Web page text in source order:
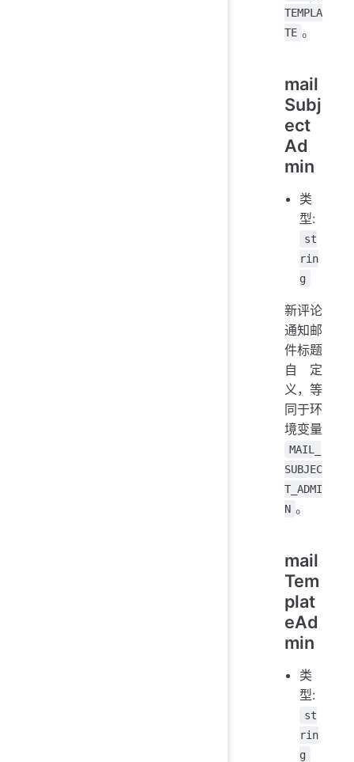
TEMPLA
TE 。
mail
Subj
ect
Ad
min
类
型:
st
rin
g
新评论
通知邮
件标题
自定
义，等
同于环
境变量
MAIL_
SUBJEC
T_ADMI
N 。
mail
Tem
plat
eAd
min
类
型:
st
rin
g